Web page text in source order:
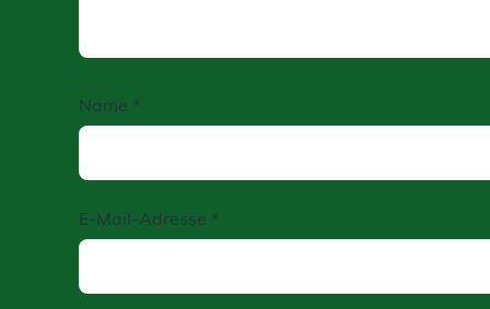
Name *
E-Mail-Adresse *